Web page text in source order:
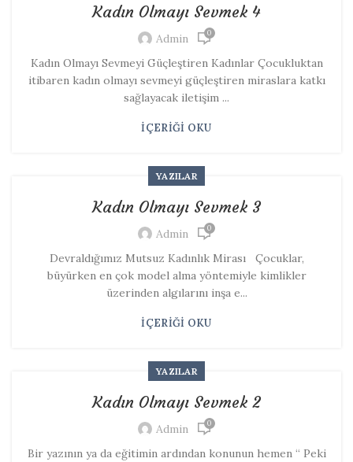
Kadın Olmayı Sevmek 4
Admin 0
Kadın Olmayı Sevmeyi Güçleştiren Kadınlar Çocukluktan
itibaren kadın olmayı sevmeyi güçleştiren miraslara katkı
sağlayacak iletişim ...
İÇERIĞI OKU
YAZILAR
Kadın Olmayı Sevmek 3
Admin 0
Devraldığımız Mutsuz Kadınlık Mirası Çocuklar,
büyürken en çok model alma yöntemiyle kimlikler
üzerinden algılarını inşa e...
İÇERIĞI OKU
YAZILAR
Kadın Olmayı Sevmek 2
Admin 0
Bir yazının ya da eğitimin ardından konunun hemen “ Peki